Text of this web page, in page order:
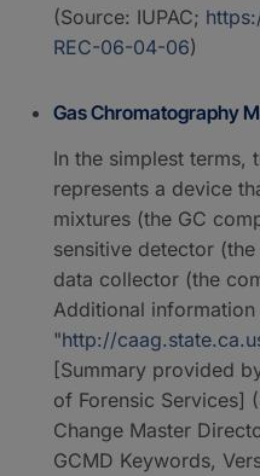
(Source: IUPAC;
REC-06-04-06)
Gas Chromatography
In the simplest terms,
represents a device
mixtures (the GC
sensitive detector
data collector (the
Additional
"http://
[Summary provided
of Forensic Services]
Change Master
GCMD Keywords,